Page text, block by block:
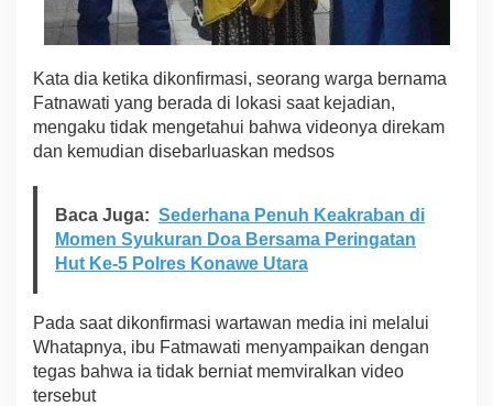
Kata dia ketika dikonfirmasi, seorang warga bernama
Fatnawati yang berada di lokasi saat kejadian,
mengaku tidak mengetahui bahwa videonya direkam
dan kemudian disebarluaskan medsos
Baca Juga: Sederhana Penuh Keakraban di
Momen Syukuran Doa Bersama Peringatan
Hut Ke-5 Polres Konawe Utara
Pada saat dikonfirmasi wartawan media ini melalui
Whatapnya, ibu Fatmawati menyampaikan dengan
tegas bahwa ia tidak berniat memviralkan video
tersebut